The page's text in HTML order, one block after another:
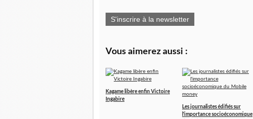
S'inscrire à la newsletter
Vous aimerez aussi :
Kagame libère enfin Victoire
Ingabire
Les journalistes édifiés sur
l'importance socioéconomique